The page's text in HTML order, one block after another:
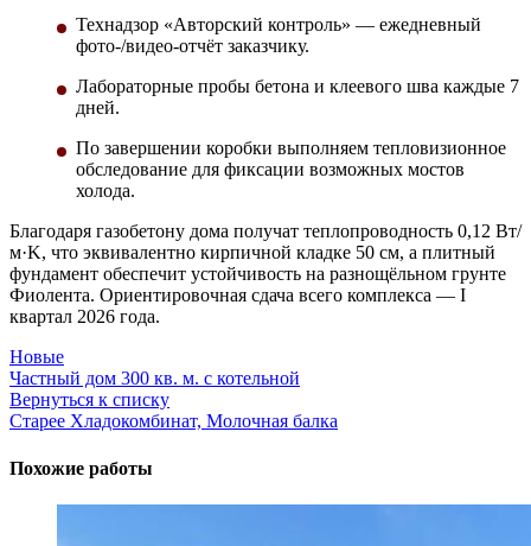
Технадзор «Авторский контроль» — ежедневный
фото-/видео-отчёт заказчику.
Лабораторные пробы бетона и клеевого шва каждые 7
дней.
По завершении коробки выполняем тепловизионное
обследование для фиксации возможных мостов
холода.
Благодаря газобетону дома получат теплопроводность 0,12 Вт/
м·K, что эквивалентно кирпичной кладке 50 см, а плитный
фундамент обеспечит устойчивость на разнощёльном грунте
Фиолента. Ориентировочная сдача всего комплекса — I
квартал 2026 года.
Новые
Частный дом 300 кв. м. с котельной
Вернуться к списку
Старее Хладокомбинат, Молочная балка
Похожие работы